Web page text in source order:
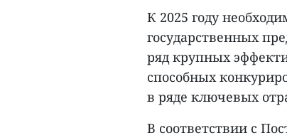
К 2025 году
государственных
ряд крупных
способных
в ряде ключевых
В соответствии с